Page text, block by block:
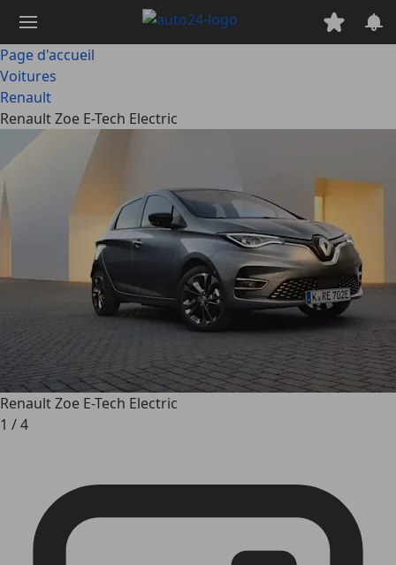
contenu
principal
Page d'accueil
Voitures
Renault
Renault Zoe E-Tech Electric
Renault Zoe E-Tech Electric
1 /4